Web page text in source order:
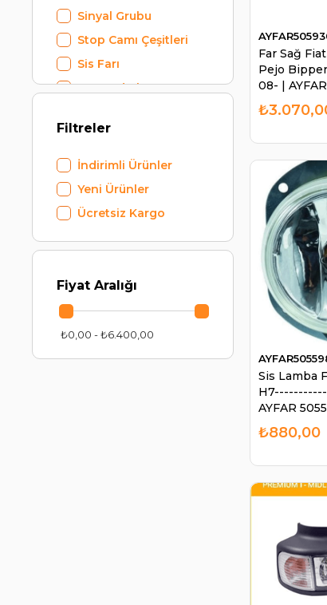
Sinyal Grubu
Stop Camı Çeşitleri
Sis Farı
Oto Aydınlatma
Filtreler
İndirimli Ürünler
Yeni Ürünler
Ücretsiz Kargo
Fiyat Aralığı
₺0,00 - ₺6.400,00
Far Sağ
Pejo
08- |
Sis Lamba
AYFAR
₺880,00